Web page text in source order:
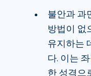
불안과 과
방법이 없
유지하는
다. 이는
한 성격으